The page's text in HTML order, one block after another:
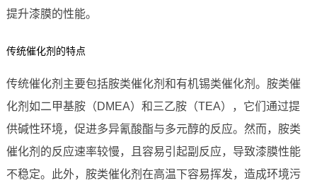
提升漆膜的性能。
传统催化剂的特点
传统催化剂主要包括胺类催化剂和有机锡类催化剂。胺类催
化剂如二甲基胺（DMEA）和三乙胺（TEA），它们通过提
供碱性环境，促进多异氰酸酯与多元醇的反应。然而，胺类
催化剂的反应速率较慢，且容易引起副反应，导致漆膜性能
不稳定。此外，胺类催化剂在高温下容易挥发，造成环境污